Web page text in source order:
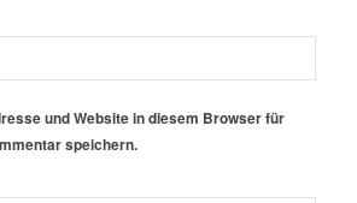
und Website in diesem Browser für
speichern.